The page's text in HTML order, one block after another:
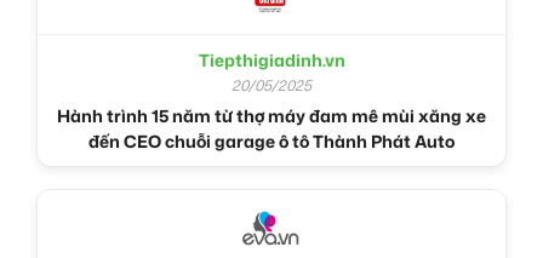
Tiepthigiadinh.vn
20/05/2025
Hành trình 15 năm từ thợ máy đam mê mùi xăng xe
đến CEO chuỗi garage ô tô Thành Phát Auto